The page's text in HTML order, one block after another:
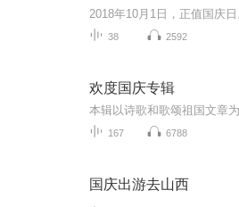
38 2592
欢度国庆专辑
167 6788
国庆出游去山西